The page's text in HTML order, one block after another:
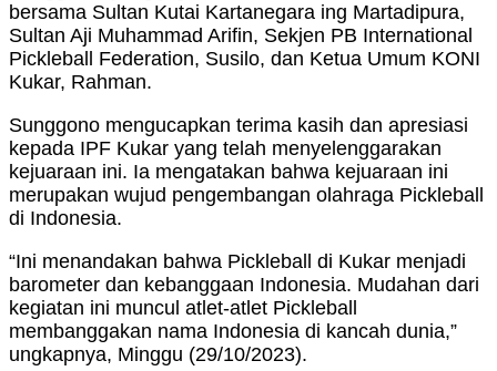
bersama Sultan Kutai Kartanegara ing Martadipura,
Sultan Aji Muhammad Arifin, Sekjen PB International
Pickleball Federation, Susilo, dan Ketua Umum KONI
Kukar, Rahman.
Sunggono mengucapkan terima kasih dan apresiasi
kepada IPF Kukar yang telah menyelenggarakan
kejuaraan ini. Ia mengatakan bahwa kejuaraan ini
merupakan wujud pengembangan olahraga Pickleball
di Indonesia.
“Ini menandakan bahwa Pickleball di Kukar menjadi
barometer dan kebanggaan Indonesia. Mudahan dari
kegiatan ini muncul atlet-atlet Pickleball
membanggakan nama Indonesia di kancah dunia,”
ungkapnya, Minggu (29/10/2023).